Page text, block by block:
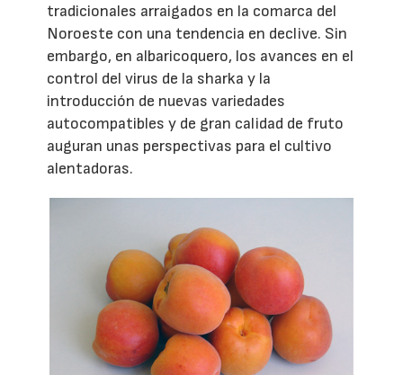
tradicionales arraigados en la comarca del
Noroeste con una tendencia en declive. Sin
embargo, en albaricoquero, los avances en el
control del virus de la sharka y la
introducción de nuevas variedades
autocompatibles y de gran calidad de fruto
auguran unas perspectivas para el cultivo
alentadoras.